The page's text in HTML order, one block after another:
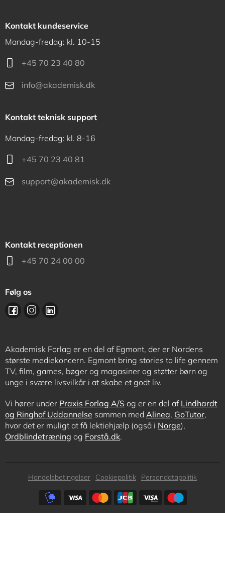
Kontakt kundeservice
Mandag-fredag: kl. 10-15
+45 70 23 40 80
info@akademisk.dk
Kontakt teknisk support
Mandag-fredag: kl. 8-16
+45 70 23 40 81
support@akademisk.dk
Kontakt receptionen
+45 70 24 00 00
Følg os
Akademisk Forlag er en del af Egmont, der er Nordens
største mediekoncern. Egmont bring stories to life gennem
TV, film, games, bøger og magasiner og støtter børn og
unge i svære livsvilkår i at skabe et godt liv.
Vi hører under Praxis Forlag A/S og er en del af Lindhardt
og Ringhof Uddannelse sammen med Alinea, GoTutor,
hvor det er muligt at få lektiehjælp (også i Norge),
Ordblindetræning og Forstå.dk.
Subfooter
Handelsbetingelser Cookiepolitik
Persondatapolitik
Subfooter
payment
options